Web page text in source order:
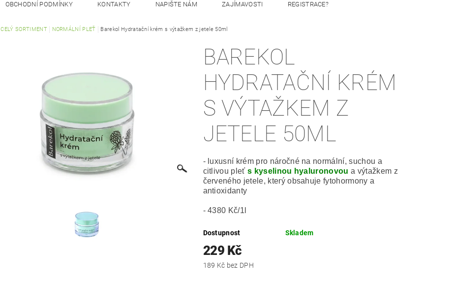
OBCHODNÍ PODMÍNKY KONTAKTY NAPIŠTE NÁM ZAJÍMAVOSTI REGISTRACE?
MOJE OBJEDNÁVKA
CELÝ SORTIMENT NORMÁLNÍ PLEŤ Barekol Hydratační krém s výtažkem z jetele 50ml
BAREKOL
HYDRATAČNÍ KRÉM
S VÝTAŽKEM Z
JETELE 50ML
- luxusní krém pro náročné na normální, suchou a
citlivou pleť s kyselinou hyaluronovou a výtažkem z
červeného jetele, který obsahuje fytohormony a
antioxidanty
- 4380 Kč/1l
Dostupnost Skladem
229 Kč
189 Kč bez DPH